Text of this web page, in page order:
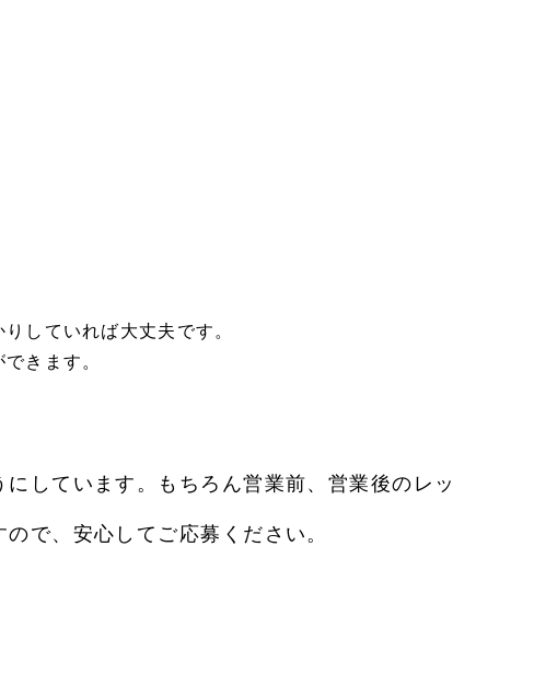
していれば大丈夫です。
きます。
しています。もちろん営業前、営業後のレッ
で、安心してご応募ください。